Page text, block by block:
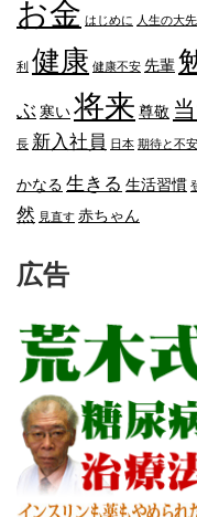
お金 はじめに 人生の大
利 健康 健康不安 先輩
ぶ 寒い将来 尊敬
長 新入社員 日本 期待と不安
かなる 生きる 生活習慣
然 見直す 赤ちゃん
広告